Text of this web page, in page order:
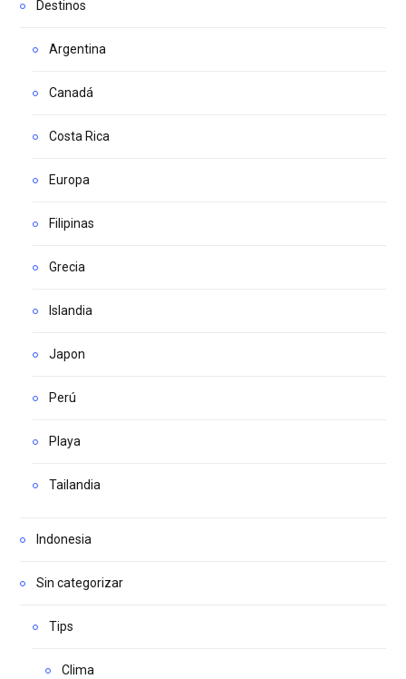
Destinos
Argentina
Canadá
Costa Rica
Europa
Filipinas
Grecia
Islandia
Japon
Perú
Playa
Tailandia
Indonesia
Sin categorizar
Tips
Clima